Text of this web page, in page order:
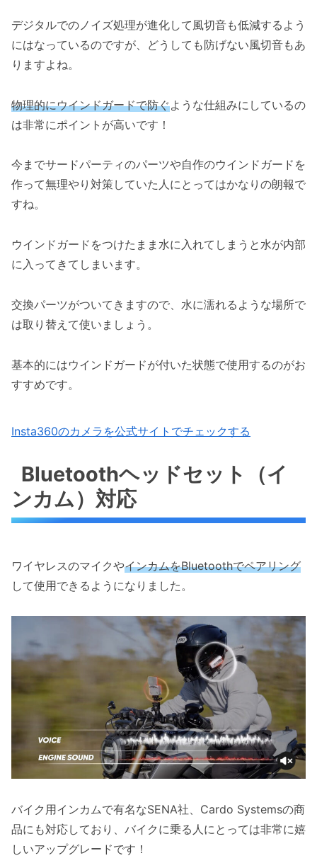
デジタルでのノイズ処理が進化して風切音も低減するよう
にはなっているのですが、どうしても防げない風切音もあ
りますよね。
物理的にウインドガードで防ぐような仕組みにしているの
は非常にポイントが高いです！
今までサードパーティのパーツや自作のウインドガードを
作って無理やり対策していた人にとってはかなりの朗報で
すね。
ウインドガードをつけたまま水に入れてしまうと水が内部
に入ってきてしまいます。
交換パーツがついてきますので、水に濡れるような場所で
は取り替えて使いましょう。
基本的にはウインドガードが付いた状態で使用するのがお
すすめです。
Insta360のカメラを公式サイトでチェックする
Bluetoothヘッドセット（イ
ンカム）対応
ワイヤレスのマイクやインカムをBluetoothでペアリング
して使用できるようになりました。
バイク用インカムで有名なSENA社、Cardo Systemsの商
品にも対応しており、バイクに乗る人にとっては非常に嬉
しいアップグレードです！